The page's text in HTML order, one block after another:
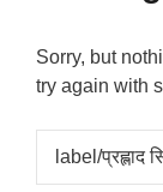
Sorry, but
try again with